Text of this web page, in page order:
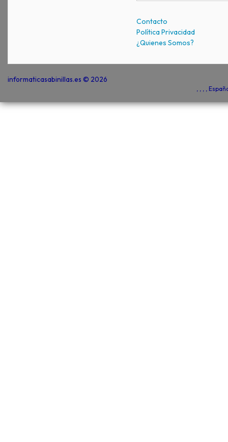
Contacto
Política Privacidad
¿Quienes Somos?
informaticasabinillas.es © 2026
, , , ,